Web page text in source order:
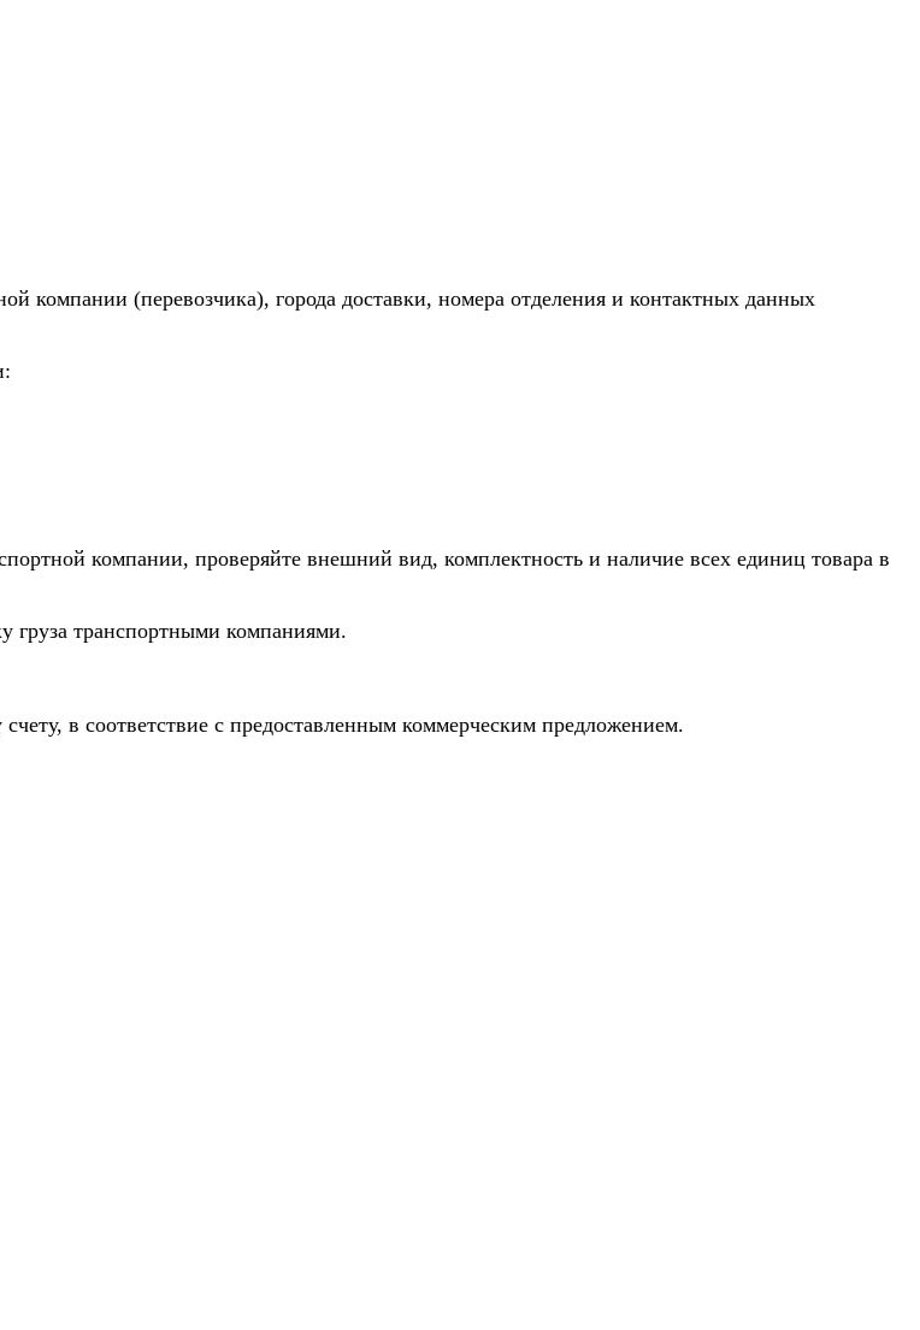
компании (перевозчика), города доставки, номера отделения и контактных данных
компании, проверяйте внешний вид, комплектность и наличие всех единиц товара в
груза транспортными компаниями.
в соответствие с предоставленным коммерческим предложением.